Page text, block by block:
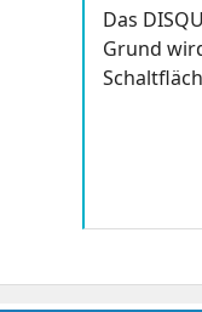
Das
Grund